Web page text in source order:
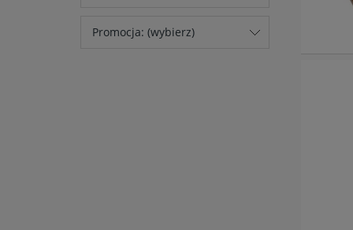
Promocja: (wybierz)